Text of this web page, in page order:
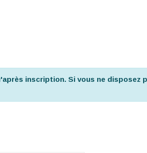
inscription. Si vous ne disposez